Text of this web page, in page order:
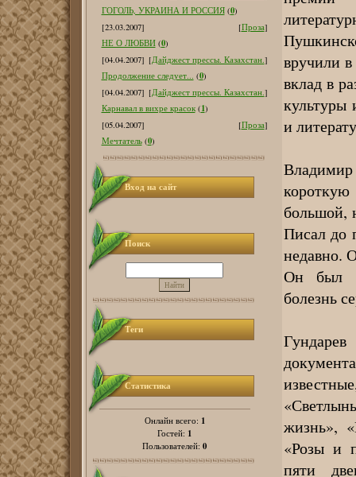
ГОГОЛЬ, УКРАИНА И РОССИЯ (0)
[23.03.2007]
[Проза]
НЕ О ЛЮБВИ (0)
[04.04.2007] [Дайджест прессы. Казахстан.]
Продолжение следует... (0)
[04.04.2007] [Дайджест прессы. Казахстан.]
Карнавал в вихре красок (1)
[05.04.2007]
[Проза]
Мечтатель (0)
Вход на сайт
Поиск
Теги
Статистика
Онлайн всего: 1
Гостей: 1
Пользователей: 0
вручили
вклад в
культуры
и
большой,
Писал до
недавно.
Он был
болезнь
жизнь»,
«Розы и
пяти